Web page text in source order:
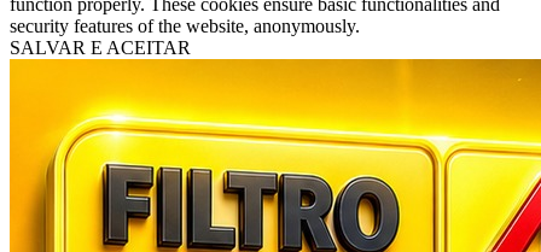
security features of the website, anonymously.
SALVAR E ACEITAR